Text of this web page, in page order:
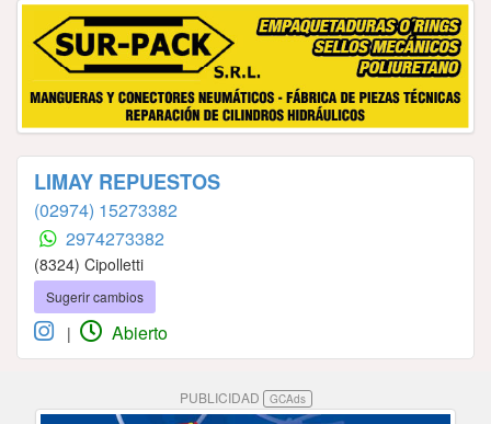
LIMAY REPUESTOS
(02974) 15273382
2974273382
(8324) Cipolletti
Sugerir cambios
| Abierto
PUBLICIDAD GCAds